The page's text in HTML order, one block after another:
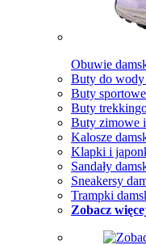
Obuwie
Buty do wody
Buty
Buty
Buty zimowe
Kalosze
Klapki i
Sandały
Sneakersy
Trampki
Zobacz